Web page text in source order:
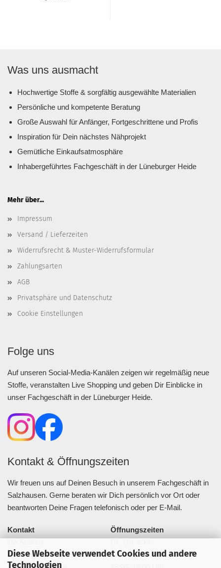
Diese Webseite verwendet Cookies und andere
Technologien
Was uns ausmacht
Hochwertige Stoffe & sorgfältig ausgewählte Materialien
Persönliche und kompetente Beratung
Große Auswahl für Anfänger, Fortgeschrittene und Profis
Inspiration für Dein nächstes Nähprojekt
Gemütliche Einkaufsatmosphäre
Inhabergeführtes Fachgeschäft in der Lüneburger Heide
Mehr über...
Impressum
Versand / Lieferzeiten
Widerrufsrecht & Muster-Widerrufsformular
Zahlungsarten
AGB
Privatsphäre und Datenschutz
Cookie Einstellungen
Folge uns
Auf unseren Social-Media-Kanälen zeigen wir regelmäßig neue
Stoffe, veranstalten Live Shopping und geben Dir Einblicke in
unser Fachgeschäft in der Lüneburger Heide.
Kontakt & Öffnungszeiten
Wir freuen uns auf Deinen Besuch in unserem Fachgeschäft in
Salzhausen. Gerne beraten wir Dich persönlich vor Ort oder
beantworten Deine Fragen telefonisch oder per E-Mail.
Kontakt
Bahnhofstraße 20a
Öffnungszeiten
10:00–13:00 Uhr